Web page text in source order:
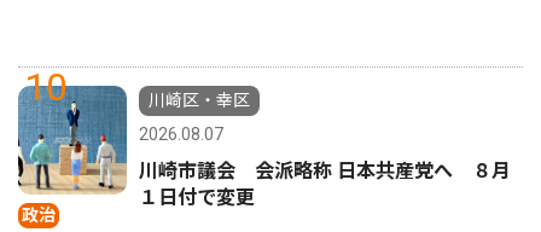
10
政治
川崎区・幸区
2026.08.07
川崎市議会 会派略称 日本共産党へ ８月
１日付で変更